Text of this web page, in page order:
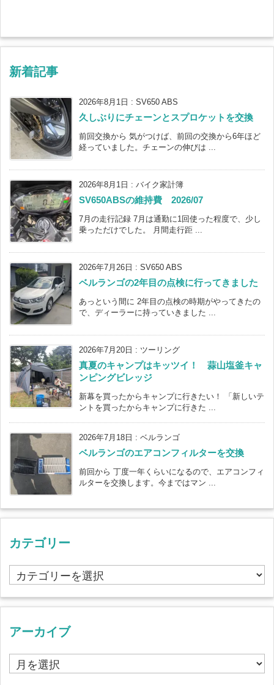
新着記事
2026年8月1日 : SV650 ABS
久しぶりにチェーンとスプロケットを交換
前回交換から 気がつけば、前回の交換から6年ほど
経っていました。チェーンの伸びは ...
2026年8月1日 : バイク家計簿
SV650ABSの維持費 2026/07
7月の走行記録 7月は通勤に1回使った程度で、少し
乗っただけでした。 月間走行距 ...
2026年7月26日 : SV650 ABS
ベルランゴの2年目の点検に行ってきました
あっという間に 2年目の点検の時期がやってきたの
で、ディーラーに持っていきました ...
2026年7月20日 : ツーリング
真夏のキャンプはキッツイ！ 蒜山塩釜キャ
ンピングビレッジ
新幕を買ったからキャンプに行きたい！ 「新しいテ
ントを買ったからキャンプに行きた ...
2026年7月18日 : ベルランゴ
ベルランゴのエアコンフィルターを交換
前回から 丁度一年くらいになるので、エアコンフィ
ルターを交換します。今まではマン ...
カテゴリー
カ
テ
ゴ
ー
アーカイブ
ア
ー